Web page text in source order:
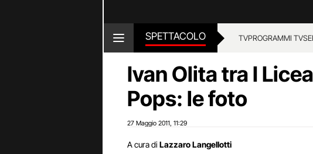
SPETTACOLO TVPROGRAMMI TV
Ivan Olita tra I
Pops: le foto
27 Maggio 2011 11:29
A cura di Lazzaro Langellotti